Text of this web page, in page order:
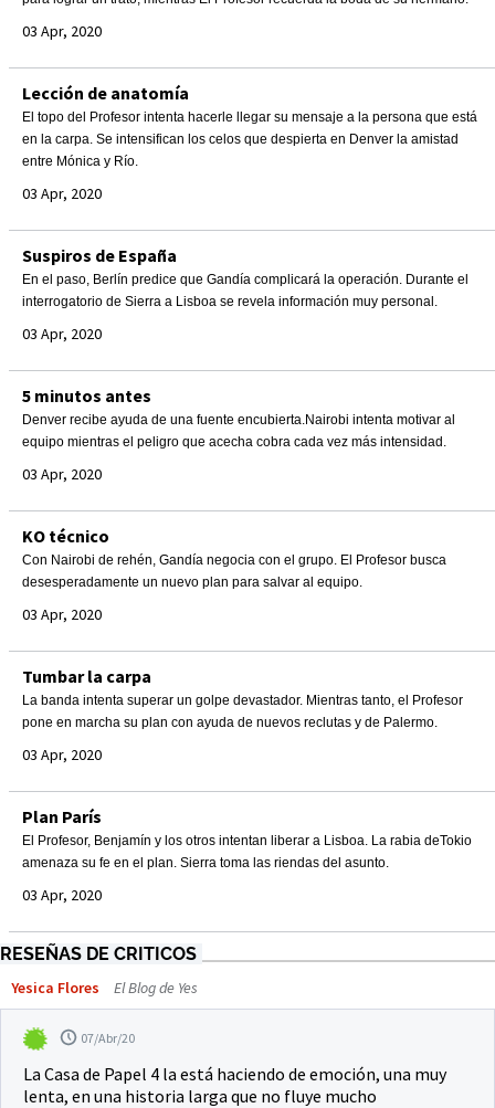
03 Apr, 2020
Lección de anatomía
El topo del Profesor intenta hacerle llegar su mensaje a la persona que está
en la carpa. Se intensifican los celos que despierta en Denver la amistad
entre Mónica y Río.
03 Apr, 2020
Suspiros de España
En el paso, Berlín predice que Gandía complicará la operación. Durante el
interrogatorio de Sierra a Lisboa se revela información muy personal.
03 Apr, 2020
5 minutos antes
Denver recibe ayuda de una fuente encubierta.Nairobi intenta motivar al
equipo mientras el peligro que acecha cobra cada vez más intensidad.
03 Apr, 2020
KO técnico
Con Nairobi de rehén, Gandía negocia con el grupo. El Profesor busca
desesperadamente un nuevo plan para salvar al equipo.
03 Apr, 2020
Tumbar la carpa
La banda intenta superar un golpe devastador. Mientras tanto, el Profesor
pone en marcha su plan con ayuda de nuevos reclutas y de Palermo.
03 Apr, 2020
Plan París
El Profesor, Benjamín y los otros intentan liberar a Lisboa. La rabia deTokio
amenaza su fe en el plan. Sierra toma las riendas del asunto.
03 Apr, 2020
RESEÑAS DE CRITICOS
Yesica Flores El Blog de Yes
07/Abr/20
La Casa de Papel 4 la está haciendo de emoción, una muy
lenta, en una historia larga que no fluye mucho